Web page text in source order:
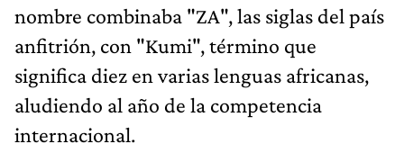
nombre combinaba "ZA", las siglas del país
anfitrión, con "Kumi", término que
significa diez en varias lenguas africanas,
aludiendo al año de la competencia
internacional.